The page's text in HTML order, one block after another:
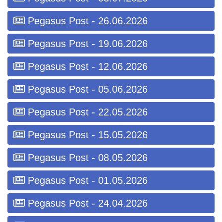
Pegasus Post - 26.06.2026
Pegasus Post - 19.06.2026
Pegasus Post - 12.06.2026
Pegasus Post - 05.06.2026
Pegasus Post - 22.05.2026
Pegasus Post - 15.05.2026
Pegasus Post - 08.05.2026
Pegasus Post - 01.05.2026
Pegasus Post - 24.04.2026